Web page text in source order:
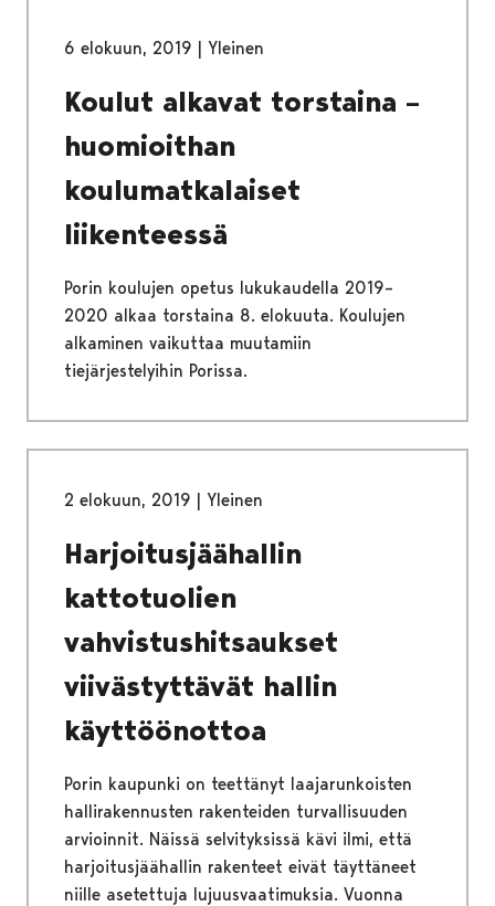
6 elokuun, 2019 | Yleinen
Koulut alkavat torstaina –
huomioithan
koulumatkalaiset
liikenteessä
Porin koulujen opetus lukukaudella 2019–
2020 alkaa torstaina 8. elokuuta. Koulujen
alkaminen vaikuttaa muutamiin
tiejärjestelyihin Porissa.
2 elokuun, 2019 | Yleinen
Harjoitusjäähallin
kattotuolien
vahvistushitsaukset
viivästyttävät hallin
käyttöönottoa
Porin kaupunki on teettänyt laajarunkoisten
hallirakennusten rakenteiden turvallisuuden
arvioinnit. Näissä selvityksissä kävi ilmi, että
harjoitusjäähallin rakenteet eivät täyttäneet
niille asetettuja lujuusvaatimuksia. Vuonna